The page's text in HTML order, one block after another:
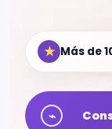
★ Más de
⌁